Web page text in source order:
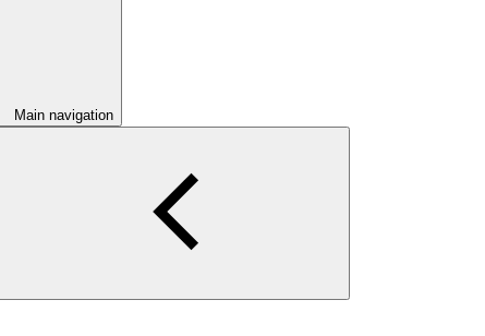
Main navigation